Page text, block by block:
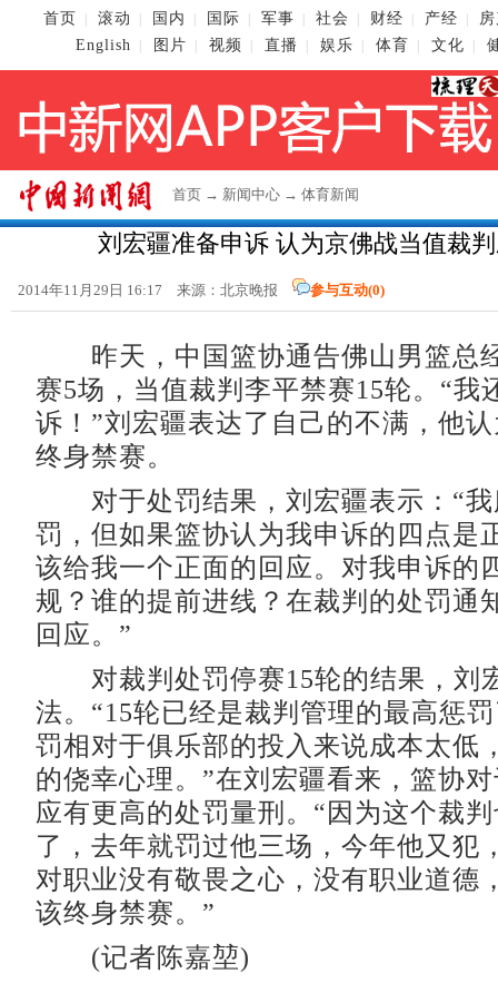
首页 滚动 国内 国际 军事 社会 财经 产经
English
图片 视频 直播 娱乐 体育 文化
首页 → 新闻中心 → 体育新闻
刘宏疆准备申诉 认为京佛战当值裁
2014年11月29日 16:17 来源：北京晚报 参与互动(0)
昨天，中国篮协通告佛山男篮总
赛5场，当值裁判李平禁赛15轮。“我
诉！”刘宏疆表达了自己的不满，他
终身禁赛。
对于处罚结果，刘宏疆表示：“我
罚，但如果篮协认为我申诉的四点是
该给我一个正面的回应。对我申诉的
规？谁的提前进线？在裁判的处罚通
回应。”
对裁判处罚停赛15轮的结果，刘
法。“15轮已经是裁判管理的最高惩
罚相对于俱乐部的投入来说成本太低
的侥幸心理。”在刘宏疆看来，篮协
应有更高的处罚量刑。“因为这个裁
了，去年就罚过他三场，今年他又犯
对职业没有敬畏之心，没有职业道德
该终身禁赛。”
(记者陈嘉堃)